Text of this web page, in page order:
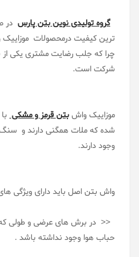
گروه تولیدی نوین بتن پارس در
ترین کیفیت درمحصولات
چرا که جلب رضایت مشتری یکی
شرکت است.
موزاییک واشبتن قرمز و مشکی
شده که ملات همگنی دارند و سنگ
وجود دارند.
واش بتن اصل باید دارای ویژگی
<< در برش های عرضی و طولی
حباب هوا وجود نداشته باشد .